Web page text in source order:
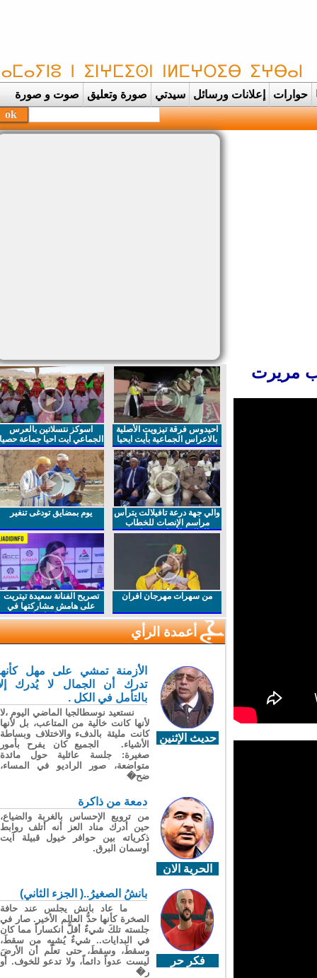
حوارات إعلانات ورسائل سيدتي صورة وتعليق صوت و صورة
مريرت
احيدوس فرقة تيزويت الأصلية
بالاعراس الجماعية بأيت ايحيا
اسوكز نتسلاتين بالعرس
الجماعي ايت احيا جماعة حصيا
والي جهة درعة تافيلالت يترأس
مراسم الإنصات للخطاب
الملكي السامي بمناسبة
يوم بمضايق تودغى تنغير
من سهرات مهرجان افران
تصريح الفنانة سعيدة تيتريت
على هامش مشاركتها في
مهرجان افران
أعمدة الرأي
حديث الإثنين
الأزمنة تمشي على مهل كأنها
تدرك أن الجمال لا يُدرك إلا
بالتأمل في الكل .
نستعيد نوسطالجيا الماضي اليوم ،لا
لأنها كانت خالية من المتاعب، بل لأنها
كانت مليئة بالدفء والاختلاف وبساطة
الأشياء. الجميع كان يفرح بأمور
صغيرة: جلسة عائلية حول مائدة
متواضعة، صور الراديو في المساء،
ضح�
الحرية الان
دمعة من ذاكرة
من ترويع الإحساس بالغربة والضياع،
حين أدرك مناد العز أنه أتلف روابط
ذكرياته بين حوافر خيول قبيلة آيت
أوسمان البرق.
فكر حر
بانشُ الصغيرُ..( الجزء الثاني)
ما عاد بانش يجلس عند حافة
الصخرة كأنها حدُّ العالم الأخير. صار في
جلسته تلكَ شيءٌ أقلُّ انكساراً مما كان
في البدايات.. شيءٌ يُشبِه من سقطَ،
وسقطَ، وسقطَ، حتى تعلّم أن الأرضَ
ليست عدواً دائماً، ولا تدعو للخوف. أو
ر�